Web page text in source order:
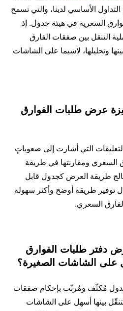
الأساسي لدينا، والتي تسمح
السعرية في هيئة جدول. إذ
التنقل بين صفقات الفارق
وتحليلها، لاسيما على الشاشات
عرض طلبات الفوارق
التي أشارت إلى صعوباتٍ
السعري ومقارنتها في طريقة
طريقة العرض كجدول قابل
توفير طريقة أوضح وأكثر سهولة
السعري.
طلبات الفوارق
على الشاشات الصغيرة؟
مُكثّف ومُرتّب بإحكام صفقات
بينها أسهل على الشاشات